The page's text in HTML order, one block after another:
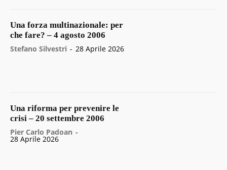
Una forza multinazionale: per
che fare? – 4 agosto 2006
Stefano Silvestri - 28 Aprile 2026
Una riforma per prevenire le
crisi – 20 settembre 2006
Pier Carlo Padoan -
28 Aprile 2026